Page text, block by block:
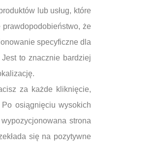
lub usług, które
że
specyficzne dla
to znacznie bardziej
za każde kliknięcie,
osiągnięciu wysokich
strona
się na pozytywne